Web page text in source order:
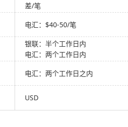
差/笔
电汇：$40-50/笔
银联：半个工作日内
电汇：两个工作日内
电汇：两个工作日之内
USD